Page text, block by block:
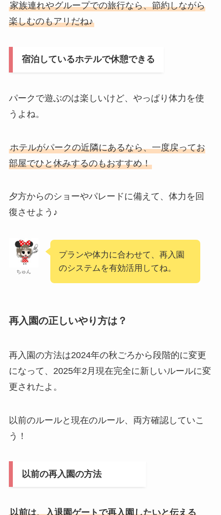
家族連れやグループでの旅行なら、節約しながら
楽しむのもアリだね♪
宿泊しているホテルで休憩できる
パークで遊ぶのは楽しいけど、やっぱり体力を使
うよね。
ホテルがパークの近隣にあるなら、一度戻ってお
部屋でひと休みするのもおすすめ！
夕方からのショーやパレードに備えて、体力を回
復させよう♪
ちゅん
プランや体力に合わせて、再入園
のシステムを有効活用してね。
再入園の正しいやり方は？
再入園の方法は2024年の秋ごろから段階的に変更
になって、2025年2月現在完全に新しいルールに変
更されたよ。
以前のルールと現在のルール、両方確認していこ
う！
以前の再入園の方法
以前は、入退園ゲートで再入園したいと伝える